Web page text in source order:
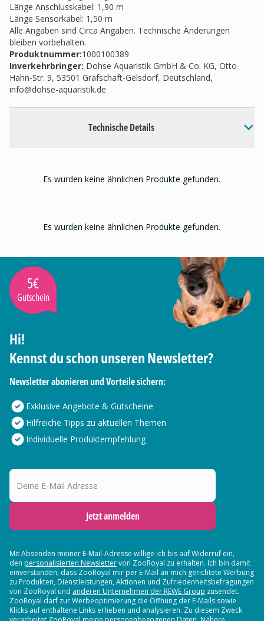
Länge Anschlusskabel: 1,90 m
Länge Sensorkabel: 1,50 m
Alle Angaben sind Circa Angaben. Technische Änderungen
bleiben vorbehalten.
Produktnummer:1000100389
Inverkehrbringer: Dohse Aquaristik GmbH & Co. KG, Otto-
Hahn-Str. 9, 53501 Grafschaft-Gelsdorf, Deutschland,
info@dohse-aquaristik.de
Technische Details
Es wurden keine ähnlichen Produkte gefunden.
Es wurden keine ähnlichen Produkte gefunden.
5€
Gutschein
Hi!
Kennst du schon unseren Newsletter?
Newsletter abonieren und Vorteile sichern:
Exklusive Angebote & Gutscheine
Hilfreiche Tipps zu aktuellen Themen
Individuelle Produktempfehlung
Deine E-Mail Adresse
Jetzt anmelden
Mit Absenden meiner E-Mail-Adresse willige ich bis auf Widerruf ein,
den personalisierten Newslettervon ZooRoyal zu erhalten. Ich bin damit
einverstanden, dass ZooRoyal mir per E-Mail an mich gerichtete Werbung
zu Produkten, Dienstleistungen, Aktionen und Zufriedenheitsbefragungen
von ZooRoyal und anderen Unternehmen der REWE Group zusendet.
ZooRoyal darf zur Werbeoptimierung die Öffnung der E-Mails sowie
Klicks auf enthaltene Links erheben und analysieren. Zu diesem Zweck